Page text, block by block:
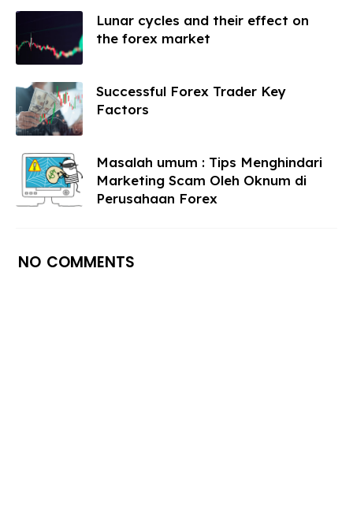
Lunar cycles and their effect on
the forex market
Successful Forex Trader Key
Factors
Masalah umum : Tips Menghindari
Marketing Scam Oleh Oknum di
Perusahaan Forex
NO COMMENTS